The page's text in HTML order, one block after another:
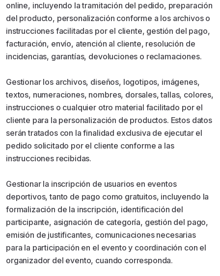
online, incluyendo la tramitación del pedido, preparación
del producto, personalización conforme a los archivos o
instrucciones facilitadas por el cliente, gestión del pago,
facturación, envío, atención al cliente, resolución de
incidencias, garantías, devoluciones o reclamaciones.
Gestionar los archivos, diseños, logotipos, imágenes,
textos, numeraciones, nombres, dorsales, tallas, colores,
instrucciones o cualquier otro material facilitado por el
cliente para la personalización de productos. Estos datos
serán tratados con la finalidad exclusiva de ejecutar el
pedido solicitado por el cliente conforme a las
instrucciones recibidas.
Gestionar la inscripción de usuarios en eventos
deportivos, tanto de pago como gratuitos, incluyendo la
formalización de la inscripción, identificación del
participante, asignación de categoría, gestión del pago,
emisión de justificantes, comunicaciones necesarias
para la participación en el evento y coordinación con el
organizador del evento, cuando corresponda.